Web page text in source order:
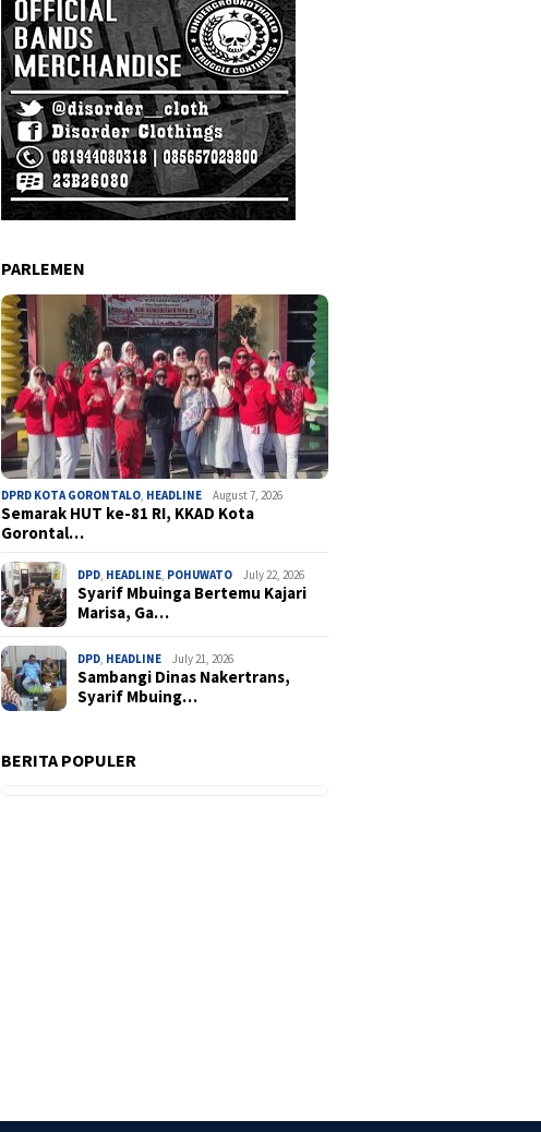
PARLEMEN
DPRD KOTA GORONTALO, HEADLINE August 7, 2026
Semarak HUT ke-81 RI, KKAD Kota
Gorontal…
DPD, HEADLINE, POHUWATO July 22, 2026
Syarif Mbuinga Bertemu Kajari
Marisa, Ga…
DPD, HEADLINE July 21, 2026
Sambangi Dinas Nakertrans,
Syarif Mbuing…
BERITA POPULER